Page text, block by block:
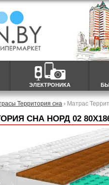
ЭЛЕКТРОНИКА
Территория сна › Матрас
СНА НОРД 02